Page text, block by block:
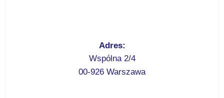
Adres:
Wspólna 2/4
00-926 Warszawa